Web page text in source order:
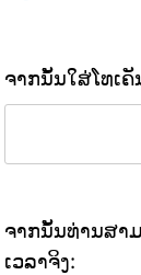
ຈາກນັ້ນໃສ່ໂທເຄັ
ຈາກນັ້ນທ່ານສາ
ເວລາຈິງ: